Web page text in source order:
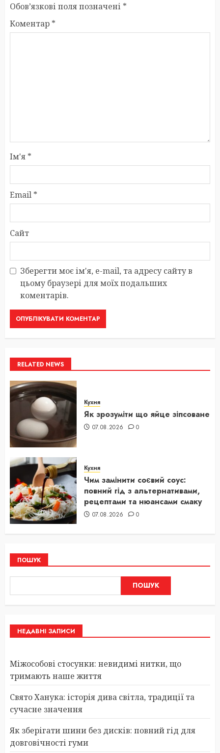
Обов’язкові поля позначені *
Коментар *
Ім'я *
Email *
Сайт
Зберегти моє ім'я, e-mail, та адресу сайту в
цьому браузері для моїх подальших
коментарів.
RELATED NEWS
Кухня
Як зрозуміти що яйце зіпсоване
07.08.2026 0
Кухня
Чим замінити соєвий соус:
повний гід з альтернативами,
рецептами та нюансами смаку
07.08.2026 0
ПОШУК
ПОШУК
НЕДАВНІ ЗАПИСИ
Міжособові стосунки: невидимі нитки, що
тримають наше життя
Свято Ханука: історія дива світла, традиції та
сучасне значення
Як зберігати шини без дисків: повний гід для
довговічності гуми